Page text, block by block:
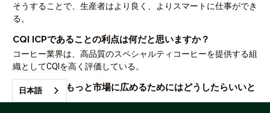
そうすることで、生産者はより良く、よりスマートに仕事ができ
る。
CQI ICPであることの利点は何だと思いますか？
コーヒー業界は、高品質のスペシャルティコーヒーを提供する組
織としてCQIを高く評価している。
Qコーヒーをもっと市場に広めるためにはどうしたらいいと
日本語